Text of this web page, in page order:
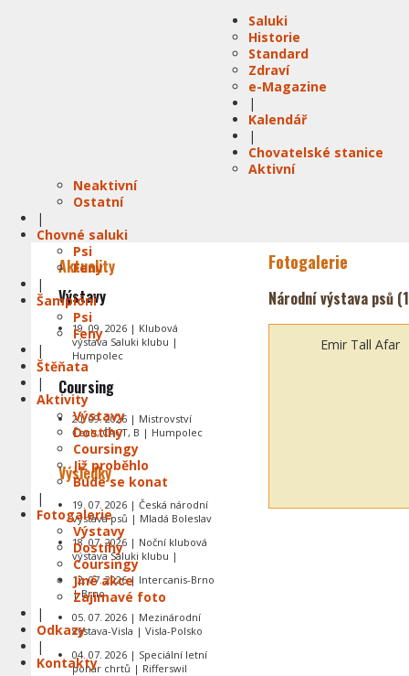
Saluki
Historie
Standard
Zdraví
e-Magazine
|
Kalendář
|
Chovatelské stanice
Aktivní
Neaktivní
Ostatní
|
Chovné saluki
Psi
Feny
|
Šampióni
Psi
Feny
|
Štěňata
|
Aktivity
Výstavy
Dostihy
Coursingy
Již proběhlo
Bude se konat
|
Fotogalerie
Výstavy
Dostihy
Coursingy
Jiné akce
Zajímavé foto
|
Odkazy
|
Kontakty
Fotogalerie
Národní výstava psů
Emir Tall Afar
Aktuality
Výstavy
19. 09. 2026 | Klubová
výstava Saluki klubu |
Humpolec
Coursing
20. 09. 2026 | Mistrovství
Čech, CACT, B | Humpolec
Výsledky
19. 07. 2026 | Česká národní
výstava psů | Mladá Boleslav
18. 07. 2026 | Noční klubová
výstava Saluki klubu |
12. 07. 2026 | Intercanis-Brno
| Brno
05. 07. 2026 | Mezinárodní
výstava-Visla | Visla-Polsko
04. 07. 2026 | Speciální letní
pohár chrtů | Rifferswil